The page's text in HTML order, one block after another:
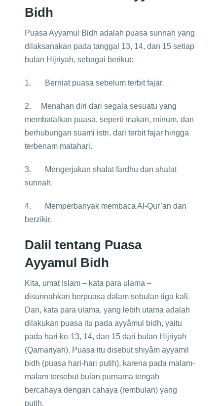
Bidh
Puasa Ayyamul Bidh adalah puasa sunnah yang
dilaksanakan pada tanggal 13, 14, dan 15 setiap
bulan Hijriyah, sebagai berikut:
1. Berniat puasa sebelum terbit fajar.
2. Menahan diri dari segala sesuatu yang
membatalkan puasa, seperti makan, minum, dan
berhubungan suami istri, dari terbit fajar hingga
terbenam matahari.
3. Mengerjakan shalat fardhu dan shalat
sunnah.
4. Memperbanyak membaca Al-Qur’an dan
berzikir.
Dalil tentang Puasa
Ayyamul Bidh
Kita, umat Islam – kata para ulama –
disunnahkan berpuasa dalam sebulan tiga kali.
Dan, kata para ulama, yang lebih utama adalah
dilakukan puasa itu pada ayyâmul bidh, yaitu
pada hari ke-13, 14, dan 15 dari bulan Hijriyah
(Qamariyah). Puasa itu disebut shiyâm ayyamil
bidh (puasa hari-hari putih), karena pada malam-
malam tersebut bulan purnama tengah
bercahaya dengan cahaya (rembulan) yang
putih.